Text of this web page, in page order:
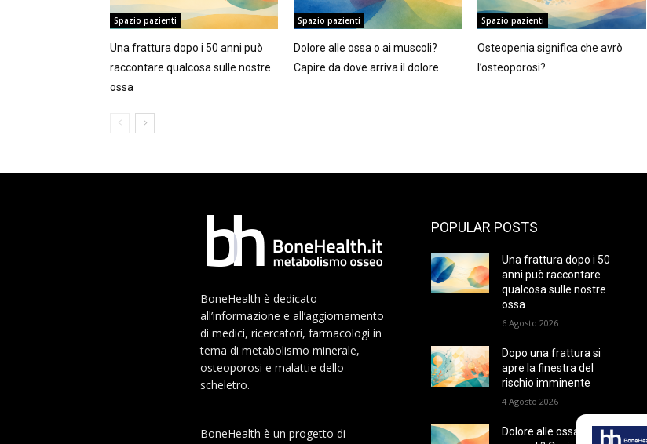
Spazio pazienti
Una frattura dopo i 50 anni può
raccontare qualcosa sulle nostre
ossa
Spazio pazienti
Dolore alle ossa o ai muscoli?
Capire da dove arriva il dolore
Spazio pazienti
Osteopenia significa che avrò
l’osteoporosi?
BoneHealth è dedicato
all’informazione e all’aggiornamento
di medici, ricercatori, farmacologi in
tema di metabolismo minerale,
osteoporosi e malattie dello
scheletro.
BoneHealth è un progetto di
POPULAR POSTS
Una frattura dopo i 50
anni può raccontare
qualcosa sulle nostre
ossa
6 Agosto 2026
Dopo una frattura si
apre la finestra del
rischio imminente
4 Agosto 2026
Dolore alle ossa o ai